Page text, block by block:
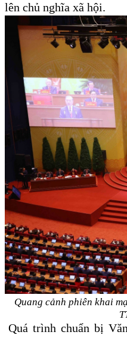
lên chủ nghĩa xã hội.
Quang cảnh phiên khai
Quá trình chuẩn bị